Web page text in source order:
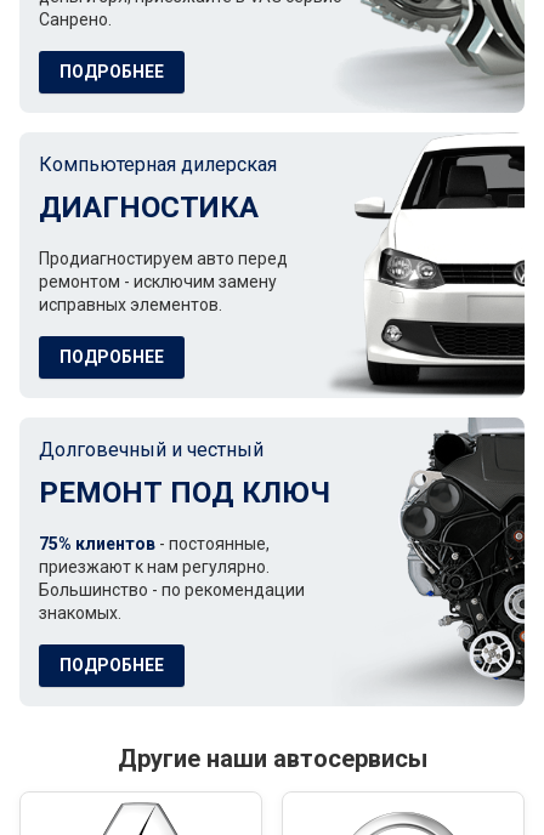
Санрено.
ПОДРОБНЕЕ
Компьютерная дилерская
ДИАГНОСТИКА
Продиагностируем авто перед
ремонтом - исключим замену
исправных элементов.
ПОДРОБНЕЕ
Долговечный и честный
РЕМОНТ ПОД КЛЮЧ
75% клиентов - постоянные,
приезжают к нам регулярно.
Большинство - по рекомендации
знакомых.
ПОДРОБНЕЕ
Другие наши автосервисы